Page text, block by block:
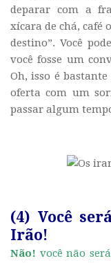
deparar com a
xícara de chá, café
destino”. Você
você fosse um
Oh, isso é
oferta com um
passar algum
(4) Você
Irão!
Não! você não